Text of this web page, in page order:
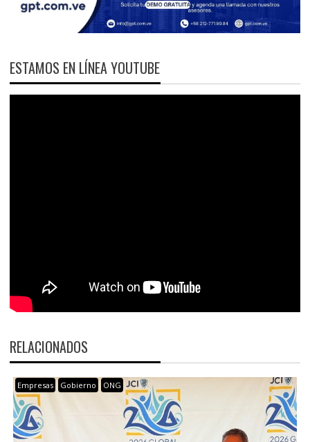
ESTAMOS EN LÍNEA YOUTUBE
RELACIONADOS
Empresas Gobierno ONG